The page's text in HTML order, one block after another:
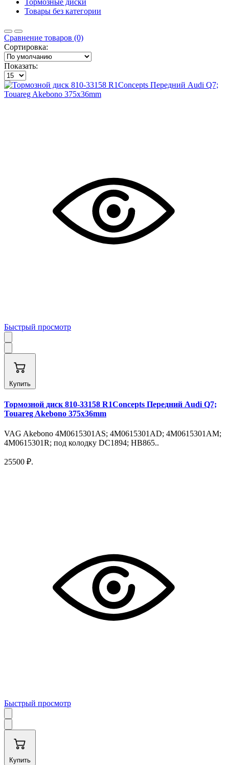
Товары без категории
Сравнение товаров (0)
Сортировка:
Показать:
Быстрый просмотр
Купить
Тормозной диск 810-33158 R1Concepts Передний Audi Q7;
Touareg Akebono 375х36mm
VAG Akebono 4M0615301AS; 4M0615301AD; 4M0615301AM;
4M0615301R; под колодку DC1894; HB865..
25500 ₽.
Быстрый просмотр
Купить